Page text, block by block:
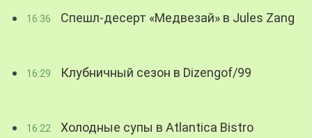
16:36 Спешл-десерт «Медвезай» в Jules Zang
16:29 Клубничный сезон в Dizengof/99
16:22 Холодные супы в Atlantica Bistro